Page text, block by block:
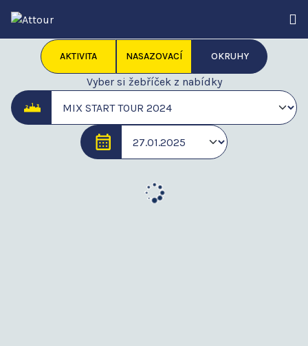
AKTIVITA NASAZOVACÍ OKRUHY
Vyber si žebříček z nabídky